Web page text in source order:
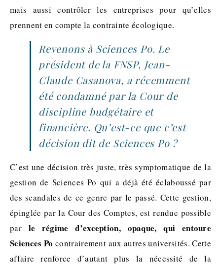
mais aussi contrôler les entreprises pour qu’elles
prennent en compte la contrainte écologique.
Revenons à Sciences Po. Le
président de la FNSP, Jean-
Claude Casanova, a récemment
été condamné par la Cour de
discipline budgétaire et
financière. Qu’est-ce que c’est
décision dit de Sciences Po ?
C’est une décision très juste, très symptomatique de la
gestion de Sciences Po qui a déjà été éclaboussé par
des scandales de ce genre par le passé. Cette gestion,
épinglée par la Cour des Comptes, est rendue possible
par le régime d’exception, opaque, qui entoure
Sciences Po contrairement aux autres universités. Cette
affaire renforce d’autant plus la nécessité de la